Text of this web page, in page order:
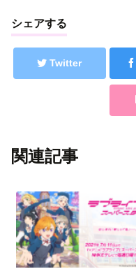
シェアする
Twitter
関連記事